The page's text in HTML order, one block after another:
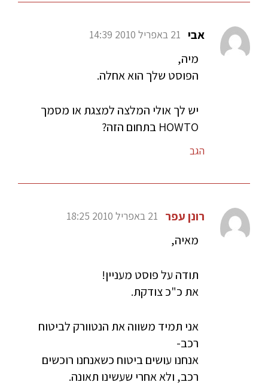
אבי 21 באפריל 2010 14:39
מיה,
הפוסט שלך הוא אחלה.
יש לך אולי המלצה למצגת או מסמך
HOWTO בתחום הזה?
הגב
רונן עפר 21 באפריל 2010 18:25
מאיה,
תודה על פוסט מעניין!
את כ"כ צודקת.
אני תמיד משווה את הנטוורק לביטוח
רכב-
אנחנו עושים ביטוח כשאנחנו רוכשים
רכב, ולא אחרי שעשינו תאונה.